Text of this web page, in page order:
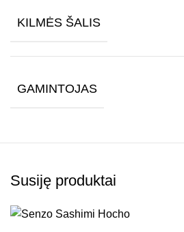
KILMĖS ŠALIS
GAMINTOJAS
Susiję produktai